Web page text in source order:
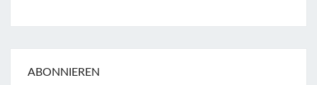
ABONNIEREN